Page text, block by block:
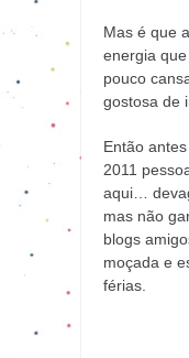
Mas é que
energia
pouco
gostosa de
Então
2011
aqui…
mas não
blogs
moçada e
férias.